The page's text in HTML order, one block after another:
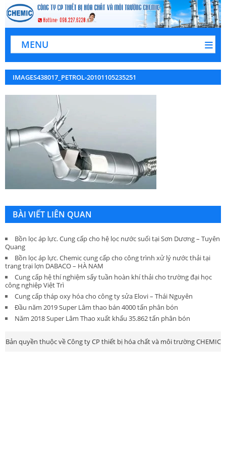
MENU
IMAGES438017_PETROL-20101105235251
BÀI VIẾT LIÊN QUAN
Bồn lọc áp lực. Cung cấp cho hệ lọc nước suối tại Sơn Dương – Tuyên
Quang
Bồn lọc áp lực. Chemic cung cấp cho công trình xử lý nước thải tại
trang trại lợn DABACO – HÀ NAM
Cung cấp hệ thí nghiệm sấy tuần hoàn khí thải cho trường đại học
công nghiệp Việt Trì
Cung cấp tháp oxy hóa cho công ty sửa Elovi – Thái Nguyên
Đầu năm 2019 Super Lâm thao bán 4000 tấn phân bón
Năm 2018 Super Lâm Thao xuất khẩu 35.862 tấn phân bón
Bản quyền thuộc về Công ty CP thiết bị hóa chất và môi trường CHEMIC